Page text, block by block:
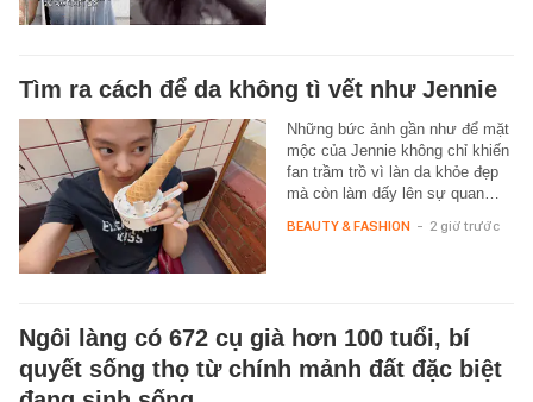
Tìm ra cách để da không tì vết như Jennie
Những bức ảnh gần như để mặt
mộc của Jennie không chỉ khiến
fan trầm trồ vì làn da khỏe đẹp
mà còn làm dấy lên sự quan…
BEAUTY & FASHION - 2 giờ trước
Ngôi làng có 672 cụ già hơn 100 tuổi, bí
quyết sống thọ từ chính mảnh đất đặc biệt